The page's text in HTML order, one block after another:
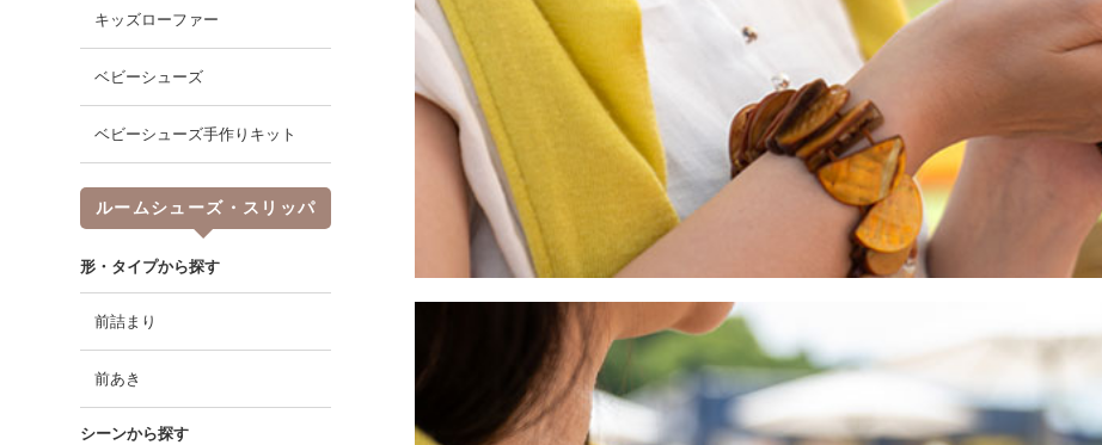
キッズローファー
ベビーシューズ
ベビーシューズ手作りキット
ルームシューズ・スリッパ
形・タイプから探す
前詰まり
前あき
シーンから探す